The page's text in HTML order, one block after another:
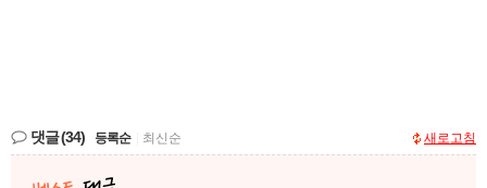
댓글(34) 등록순 최신순 새로고침